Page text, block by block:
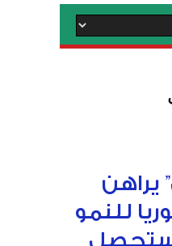
يراهن
للنمو
في 2026 ستحصل